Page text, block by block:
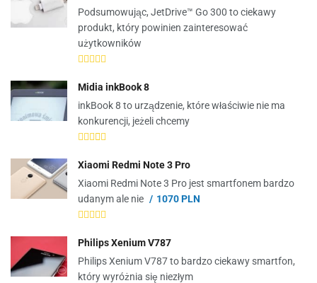
Podsumowując, JetDrive™ Go 300 to ciekawy
produkt, który powinien zainteresować
użytkowników
Midia inkBook 8
inkBook 8 to urządzenie, które właściwie nie ma
konkurencji, jeżeli chcemy
Xiaomi Redmi Note 3 Pro
Xiaomi Redmi Note 3 Pro jest smartfonem bardzo
udanym ale nie
1070 PLN
Philips Xenium V787
Philips Xenium V787 to bardzo ciekawy smartfon,
który wyróżnia się niezłym